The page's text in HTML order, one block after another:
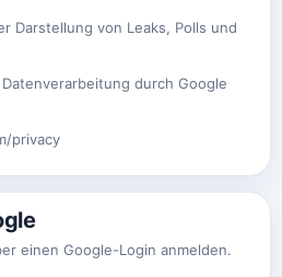
Darstellung von Leaks, Polls und
durch Google
privacy
einen Google-Login anmelden.